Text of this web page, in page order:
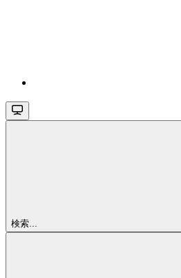
検索...